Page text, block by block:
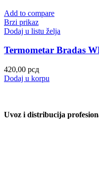
Add to compare
Brzi prikaz
Dodaj u listu želja
Termometar Bradas
420,00 рсд
Dodaj u korpu
Uvoz i distribucija